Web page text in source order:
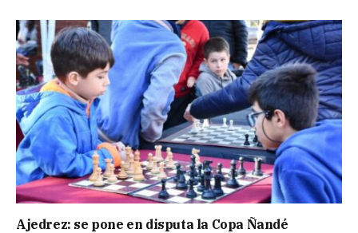
Ajedrez: se pone en disputa la Copa Ñandé